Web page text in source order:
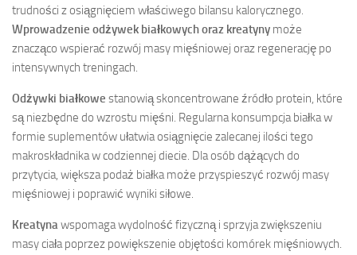
trudności z osiągnięciem właściwego bilansu kalorycznego.
Wprowadzenie odżywek białkowych oraz kreatyny może
znacząco wspierać rozwój masy mięśniowej oraz regenerację po
intensywnych treningach.
Odżywki białkowe stanowią skoncentrowane źródło protein, które
są niezbędne do wzrostu mięśni. Regularna konsumpcja białka w
formie suplementów ułatwia osiągnięcie zalecanej ilości tego
makroskładnika w codziennej diecie. Dla osób dążących do
przytycia, większa podaż białka może przyspieszyć rozwój masy
mięśniowej i poprawić wyniki siłowe.
Kreatynawspomaga wydolność fizyczną i sprzyja zwiększeniu
masy ciała poprzez powiększenie objętości komórek mięśniowych.